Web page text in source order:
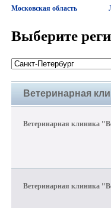
Московская область
Выберите
Ветеринарная
Ветеринарная клиника
Ветеринарная клиника